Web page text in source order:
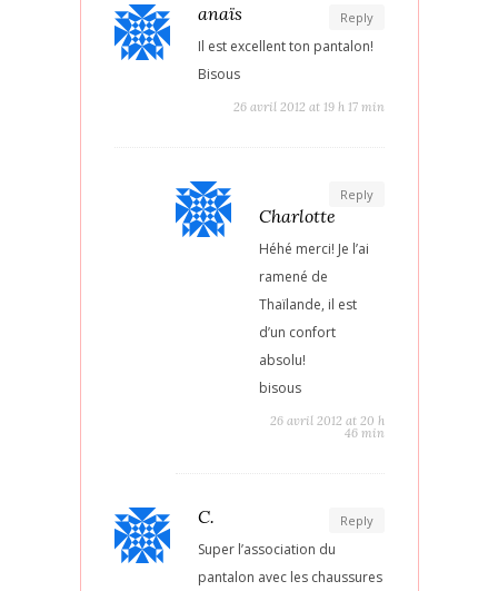
Reply
anaïs
Il est excellent ton pantalon!
Bisous
26 avril 2012 at 19 h 17 min
Reply
Charlotte
Héhé merci! Je l’ai
ramené de
Thaïlande, il est
d’un confort
absolu!
bisous
26 avril 2012 at 20 h
46 min
Reply
C.
Super l’association du
pantalon avec les chaussures